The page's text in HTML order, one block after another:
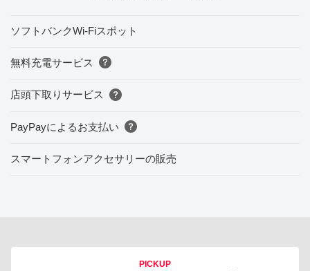
ソフトバンクWi-Fiスポット
無料充電サービス
店頭下取りサービス
PayPayによるお支払い
スマートフォンアクセサリーの販売
PICKUP